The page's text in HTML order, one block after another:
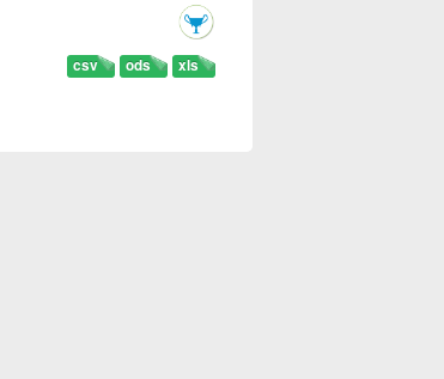
xls
ods
csv